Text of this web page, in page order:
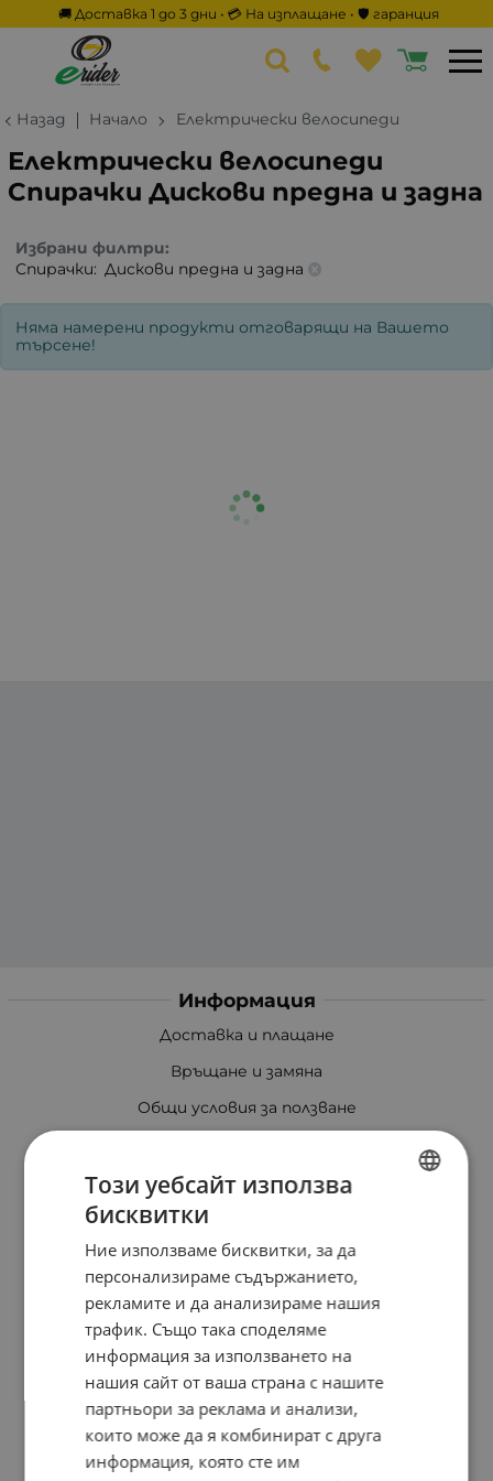
🚚 Доставка 1 до 3 дни • 💳 На изплащане • 🛡️ гаранция
Назад Начало Електрически велосипеди
Електрически велосипеди
Спирачки Дискови предна и задна
Избрани филтри:
Спирачки: Дискови предна и задна
Няма намерени продукти отговарящи на Вашето
търсене!
Информация
Доставка и плащане
Връщане и замяна
Общи условия за ползване
Политика за използване на бисквитки
При възникване на спор, свързан с покупка онлайн,
Вашите права
Отказ от сделка
Карта на сайта
Контакти
Този уебсайт използва
бисквитки
Ние използваме бисквитки, за да
персонализираме съдържанието,
рекламите и да анализираме нашия
трафик. Също така споделяме
информация за използването на
нашия сайт от ваша страна с нашите
партньори за реклама и анализи,
които може да я комбинират с друга
информация, която сте им